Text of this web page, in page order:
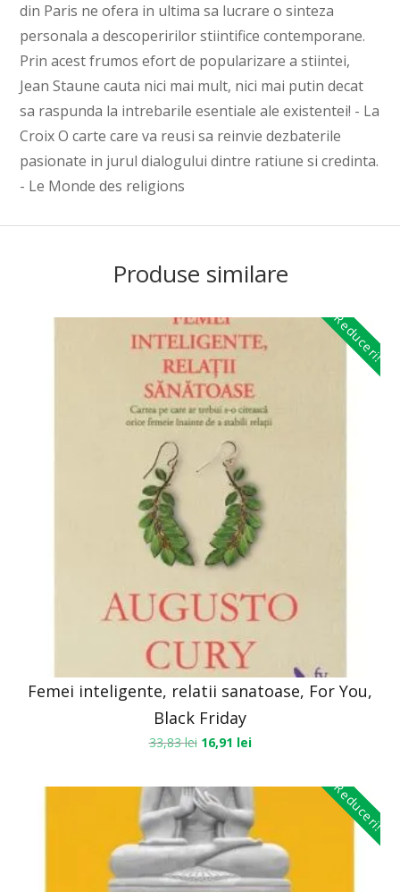
din Paris ne ofera in ultima sa lucrare o sinteza
personala a descoperirilor stiintifice contemporane.
Prin acest frumos efort de popularizare a stiintei,
Jean Staune cauta nici mai mult, nici mai putin decat
sa raspunda la intrebarile esentiale ale existentei! - La
Croix O carte care va reusi sa reinvie dezbaterile
pasionate in jurul dialogului dintre ratiune si credinta.
- Le Monde des religions
Produse similare
Reduceri!
Femei inteligente, relatii sanatoase, For You,
Black Friday
33,83lei 16,91 lei
Reduceri!